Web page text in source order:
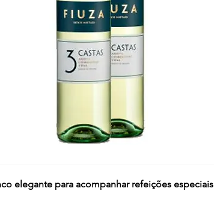
elegante para acompanhar refeições especiais